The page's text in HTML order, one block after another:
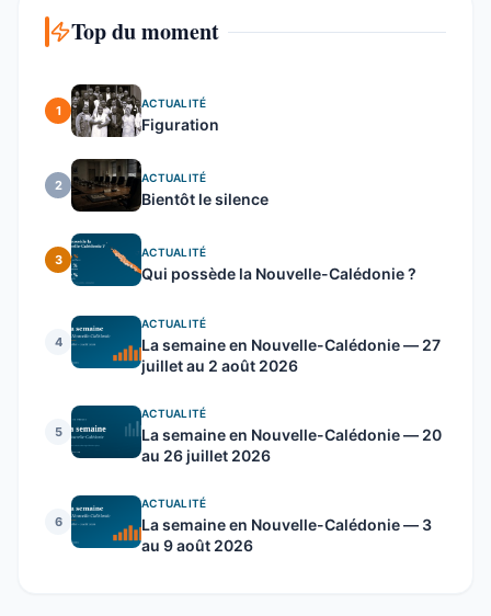
Top du moment
1
ACTUALITÉ
Figuration
2
ACTUALITÉ
Bientôt le silence
3
ACTUALITÉ
Qui possède la Nouvelle-Calédonie ?
4
ACTUALITÉ
La semaine en Nouvelle-Calédonie — 27
juillet au 2 août 2026
5
ACTUALITÉ
La semaine en Nouvelle-Calédonie — 20
au 26 juillet 2026
6
ACTUALITÉ
La semaine en Nouvelle-Calédonie — 3
au 9 août 2026